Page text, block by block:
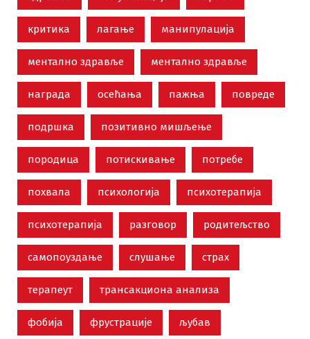
критика лагање манипулација
ментално здравље ментално здравље
награда осећања пажња повреде
подршка позитивно мишљење
породица потискивање потребе
похвала психологија психотерапија
психотерапија разговор родитељство
самопоуздање слушање страх
терапеут трансакциона анализа
фобија фрустрације љубав